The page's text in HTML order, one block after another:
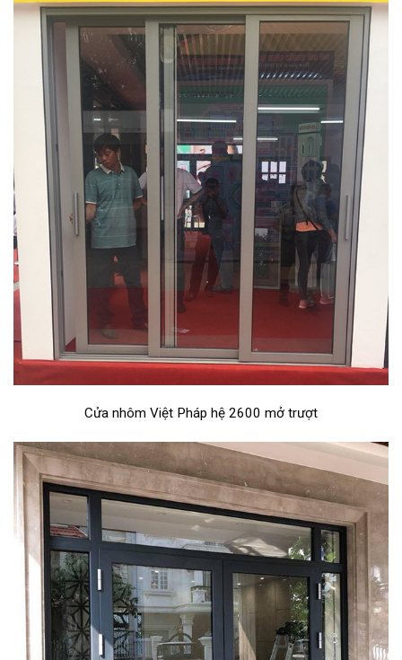
Cửa nhôm Việt Pháp hệ 2600 mở trượt